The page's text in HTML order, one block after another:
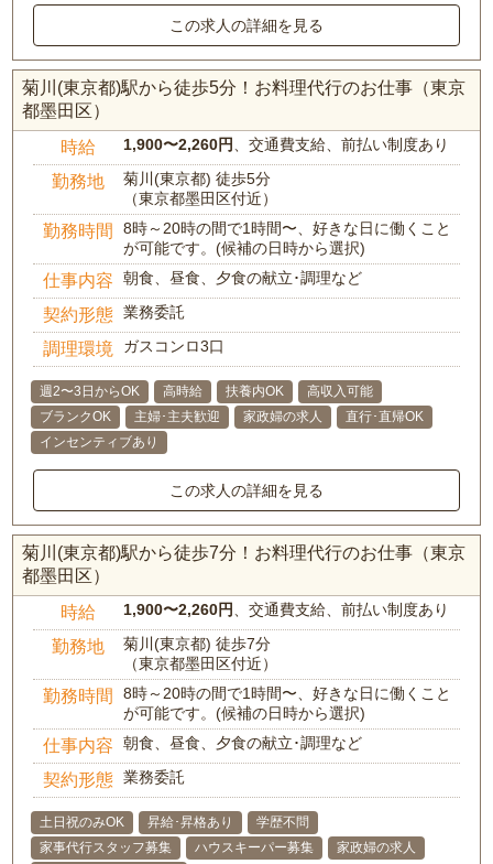
この求人の詳細を見る
菊川(東京都)駅から徒歩5分！お料理代行のお仕事（東京
都墨田区）
時給 1,900〜2,260円、交通費支給、前払い制度あり
勤務地
菊川(東京都) 徒歩5分
（東京都墨田区付近）
勤務時間
8時～20時の間で1時間〜、好きな日に働くこと
が可能です。(候補の日時から選択)
仕事内容 朝食、昼食、夕食の献立･調理など
契約形態 業務委託
調理環境 ガスコンロ3口
週2〜3日からOK 高時給 扶養内OK
高収入可能
ブランクOK
主婦･主夫歓迎 家政婦の求人
直行･直帰OK
インセンティブあり
この求人の詳細を見る
菊川(東京都)駅から徒歩7分！お料理代行のお仕事（東京
都墨田区）
時給 1,900〜2,260円、交通費支給、前払い制度あり
勤務地
菊川(東京都) 徒歩7分
（東京都墨田区付近）
勤務時間
8時～20時の間で1時間〜、好きな日に働くこと
が可能です。(候補の日時から選択)
仕事内容 朝食、昼食、夕食の献立･調理など
契約形態 業務委託
土日祝のみOK 昇給･昇格あり
学歴不問
家事代行スタッフ募集
ハウスキーパー募集
家政婦の求人